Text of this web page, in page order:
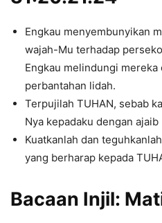
Engkau menyembunyikan
wajah-Mu terhadap
Engkau melindungi
perbantahan lidah.
Terpujilah TUHAN, sebab
Nya kepadaku dengan
Kuatkanlah dan
yang berharap kepada
Bacaan Injil: